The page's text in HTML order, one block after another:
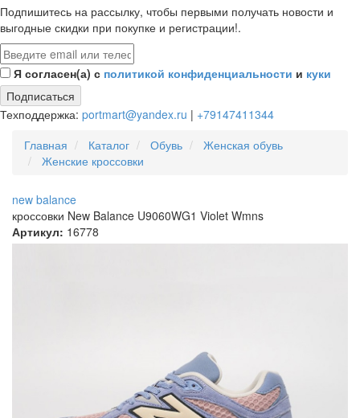
Подпишитесь на рассылку, чтобы первыми получать новости и
выгодные скидки при покупке и регистрации!.
Я согласен(а) с политикой конфиденциальности и куки
Подписаться
Техподдержка: portmart@yandex.ru | +79147411344
Главная
Каталог Обувь
Женская обувь
Женские кроссовки
new balance
кроссовки New Balance U9060WG1 Violet Wmns
Артикул: 16778